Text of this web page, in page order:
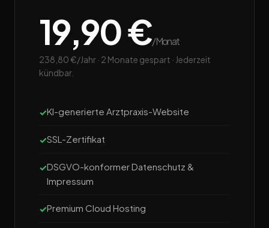
19,90 €/Monat
238,80 €/Jahr · 2 Monate gespart · Jederzeit
kündbar.
KI-generierte Arztpraxis-Website
SSL-Zertifikat
DSGVO-konformer Datenschutz &
Impressum
Premium Cloud Hosting